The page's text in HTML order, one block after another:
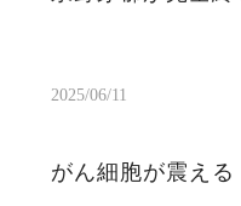
2025/06/11
がん細胞が震える